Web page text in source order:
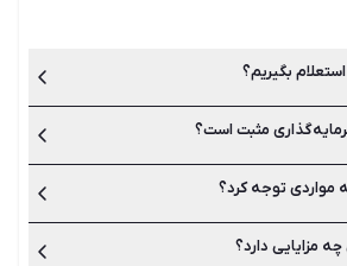
کنید. شیپور با سال‌ها تجربه در امور زمین و باغ
ثبت کند.
بگیریم؟
نظر شما درون بافت قرار نگرفته باشد یا
خرید و امضا کردن قرارداد، زمین را استعلام
مثبت است؟
در طول زمان افزایش پیدا می‌کند و پتانسیل
زمین وجود دارد. به همین دلیل یکی از
گذاری است.
مواردی توجه کرد؟
اندازه قواره، هدف از خرید زمین، بودجه
مزایایی دارد؟